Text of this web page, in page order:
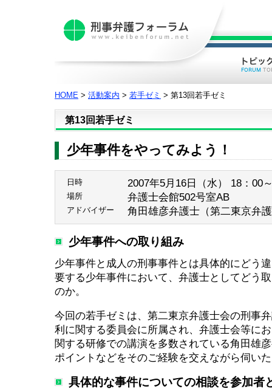
HOME > 活動案内 > 若手ゼミ > 第13回若手ゼミ
第13回若手ゼミ
少年事件をやってみよう！
日時 2007年5月16日（水） 18：00
場所 弁護士会館502号室AB
アドバイザー 角田雄彦弁護士（第二東京弁
少年事件への取り組み
少年事件と成人の刑事事件とは具体的にどう
要する少年事件において、弁護士としてどう
のか。
今回の若手ゼミは、第二東京弁護士会の刑事
利に関する委員会に所属され、弁護士会等に
関する研修での講演を多数されている角田雄
ポイントなどをそのご経験を交えながら伺い
具体的な事件についての相談を参加者